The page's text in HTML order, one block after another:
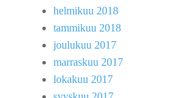
helmikuu 2018
tammikuu 2018
joulukuu 2017
marraskuu 2017
lokakuu 2017